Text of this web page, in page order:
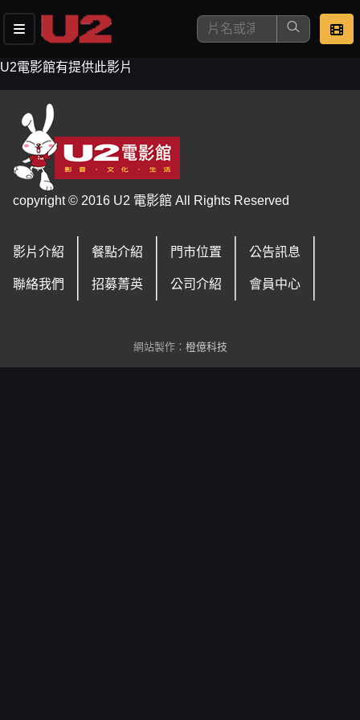
去敲定看片時間
U2電影館有提供此影片
copyright © 2016 U2 電影館 All Rights Reserved
影片介紹 餐點介紹 門市位置 公告訊息
聯絡我們 招募菁英 公司介紹 會員中心
網站製作： 橙億科技